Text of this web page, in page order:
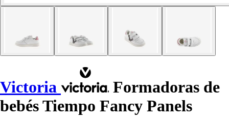
Victoria
Formadoras de
bebés Tiempo Fancy Panels